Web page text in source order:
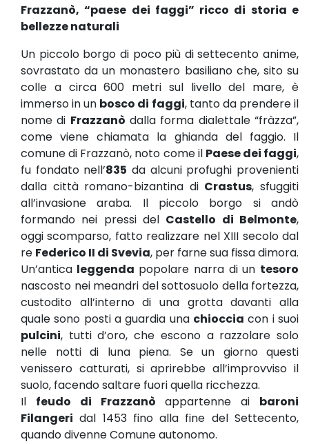
Frazzanò, “paese dei faggi” ricco di storia e
bellezze naturali
Un piccolo borgo di poco più di settecento anime,
sovrastato da un monastero basiliano che, sito su
colle a circa 600 metri sul livello del mare, è
immerso in un bosco di faggi, tanto da prendere il
nome di Frazzanò dalla forma dialettale “fràzza”,
come viene chiamata la ghianda del faggio. Il
comune di Frazzanò, noto come il Paese dei faggi,
fu fondato nell’835 da alcuni profughi provenienti
dalla città romano-bizantina di Crastus, sfuggiti
all’invasione araba. Il piccolo borgo si andò
formando nei pressi del Castello di Belmonte,
oggi scomparso, fatto realizzare nel XIII secolo dal
re Federico II di Svevia, per farne sua fissa dimora.
Un’antica leggenda popolare narra di un tesoro
nascosto nei meandri del sottosuolo della fortezza,
custodito all’interno di una grotta davanti alla
quale sono posti a guardia una chioccia con i suoi
pulcini, tutti d’oro, che escono a razzolare solo
nelle notti di luna piena. Se un giorno questi
venissero catturati, si aprirebbe all’improvviso il
suolo, facendo saltare fuori quella ricchezza.
Il feudo di Frazzanò appartenne ai baroni
Filangeri dal 1453 fino alla fine del Settecento,
quando divenne Comune autonomo.